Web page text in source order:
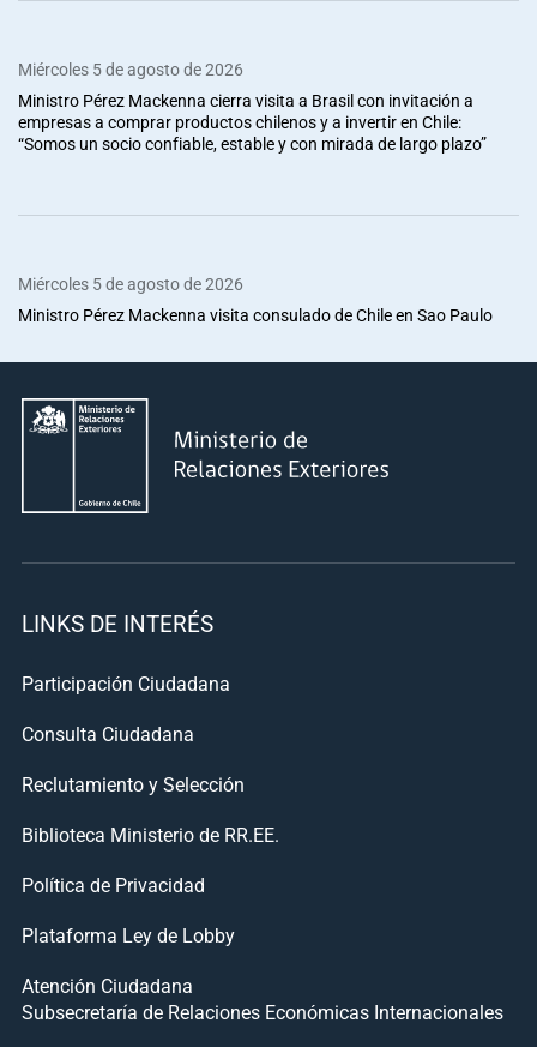
Miércoles 5 de agosto de 2026
Ministro Pérez Mackenna cierra visita a Brasil con invitación a
empresas a comprar productos chilenos y a invertir en Chile:
“Somos un socio confiable, estable y con mirada de largo plazo”
Miércoles 5 de agosto de 2026
Ministro Pérez Mackenna visita consulado de Chile en Sao Paulo
LINKS DE INTERÉS
Participación Ciudadana
Consulta Ciudadana
Reclutamiento y Selección
Biblioteca Ministerio de RR.EE.
Política de Privacidad
Plataforma Ley de Lobby
Atención Ciudadana
Subsecretaría de Relaciones Económicas Internacionales